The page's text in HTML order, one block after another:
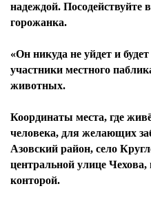
надеждой. Посодействуйте
горожанка.
«Он никуда не уйдет и
участники местного
животных.
Координаты места, где
человека, для желающих
Азовский район, село
центральной улице Чехова,
конторой.